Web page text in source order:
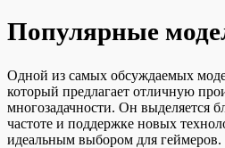
Популярные
Одной из самых обсуждаемых
который предлагает отличную
многозадачности. Он выделяется
частоте и поддержке новых
идеальным выбором для геймеров.